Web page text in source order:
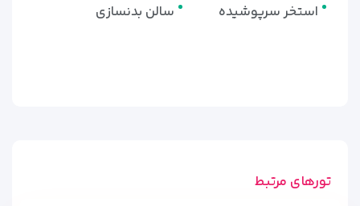
استخر سرپوشیده سالن بدنسازی
تورهای مرتبط